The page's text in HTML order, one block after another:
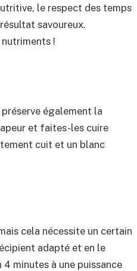
le respect des temps
savoureux.
!
également la
et faites-les cuire
cuit et un blanc
cela nécessite un certain
adapté et en le
minutes à une puissance